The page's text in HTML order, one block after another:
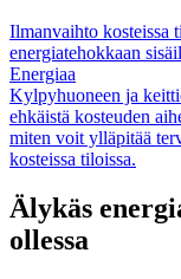
Ilmanvaihto kosteissa
energiatehokkaan
Energiaa
Kylpyhuoneen ja
ehkäistä kosteuden
miten voit ylläpitää
kosteissa tiloissa.
Älykäs
ollessa